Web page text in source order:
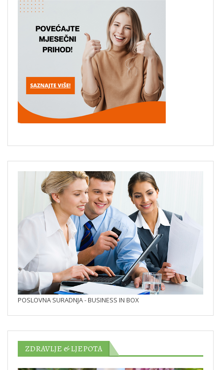
POSLOVNA SURADNJA - BUSINESS IN BOX
ZDRAVLJE & LJEPOTA